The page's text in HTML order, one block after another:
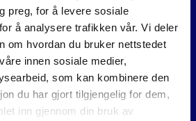
preg, for å levere sosiale
å analysere trafikken vår. Vi deler
om hvordan du bruker nettstedet
innen sosiale medier,
som kan kombinere den
du har gjort tilgjengelig for dem,
inn gjennom din bruk av
produkter